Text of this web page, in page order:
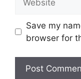
Save my
browser for